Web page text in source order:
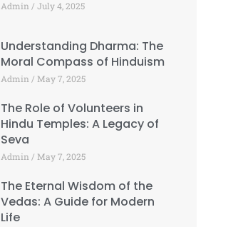
Admin July 4, 2025
Understanding Dharma: The
Moral Compass of Hinduism
Admin May 7, 2025
The Role of Volunteers in
Hindu Temples: A Legacy of
Seva
Admin May 7, 2025
The Eternal Wisdom of the
Vedas: A Guide for Modern
Life